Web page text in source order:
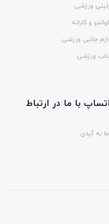
ورزشی
و کاراته
جانبی ورزشی
ورزشی
با ما در ارتباط
به آیدی